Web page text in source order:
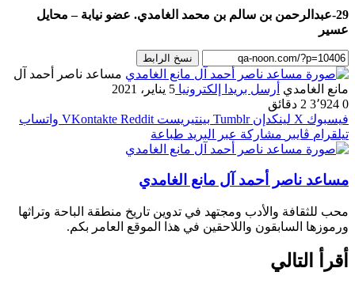
29-عبدالرحمن بن سالم بن محمد الغامدي. عضو نيابة – محايل
عسير
نسخ الرابط
مساعد ناصر أحمد آل
مانع الغامدي أرسل بريدا إلكترونيا 5 يناير، 2021
0
2 دقائق
فيسبوك ‫X لينكدإن بينتيريست
واتساب
تيلقرام ڤايبر مشاركة عبر البريد طباعة
مساعد ناصر أحمد آل مانع الغامدي
محب للثقافة والأدب ومجتهد في تدوين تاريخ منطقة الباحة وتراثها
ورموزها السابقون واللاحقين في هذا الموقع العامر بكم.
أقرأ التالي